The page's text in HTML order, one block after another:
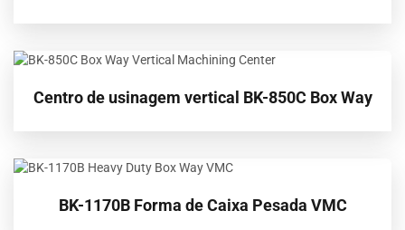
Centro de usinagem vertical BK-850C Box Way
BK-1170B Forma de Caixa Pesada VMC